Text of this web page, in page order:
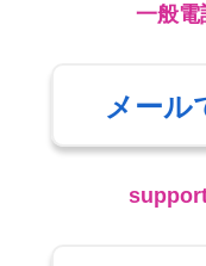
一般
メール